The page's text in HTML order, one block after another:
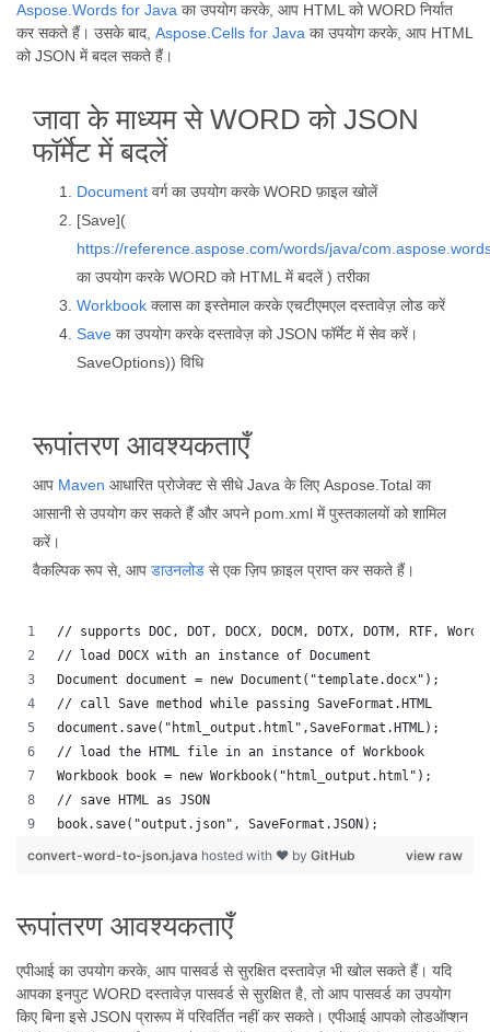
Aspose.Words for Java का उपयोग करके, आप HTML को WORD निर्यात
कर सकते हैं। उसके बाद, Aspose.Cells for Java का उपयोग करके, आप HTML
को JSON में बदल सकते हैं।
जावा के माध्यम से WORD को JSON
फॉर्मेट में बदलें
Document वर्ग का उपयोग करके WORD फ़ाइल खोलें
[Save](
https://reference.aspose.com/words/java/
का उपयोग करके WORD को HTML में बदलें ) तरीका
Workbook क्लास का इस्तेमाल करके एचटीएमएल दस्तावेज़ लोड करें
Save का उपयोग करके दस्तावेज़ को JSON फॉर्मेट में सेव करें।
SaveOptions)) विधि
रूपांतरण आवश्यकताएँ
आप Maven आधारित प्रोजेक्ट से सीधे Java के लिए Aspose.Total का
आसानी से उपयोग कर सकते हैं और अपने pom.xml में पुस्तकालयों को शामिल
करें।
वैकल्पिक रूप से, आप डाउनलोड से एक ज़िप फ़ाइल प्राप्त कर सकते हैं।
// supports DOC, DOT, DOCX, DOCM, DOTX, DOTM, RTF,
// load DOCX with an instance of Document
Document document = new Document("template.docx");
// call Save method while passing SaveFormat.HTML
document.save("html_output.html",SaveFormat.HTML);
// load the HTML file in an instance of Workbook
Workbook book = new Workbook("html_output.html");
// save HTML as JSON
book.save("output.json", SaveFormat.JSON);
view raw
convert-word-to-json.java hosted with ❤ by GitHub
रूपांतरण आवश्यकताएँ
एपीआई का उपयोग करके, आप पासवर्ड से सुरक्षित दस्तावेज़ भी खोल सकते हैं। यदि
आपका इनपुट WORD दस्तावेज़ पासवर्ड से सुरक्षित है, तो आप पासवर्ड का उपयोग
किए बिना इसे JSON प्रारूप में परिवर्तित नहीं कर सकते। एपीआई आपको लोडऑप्शन